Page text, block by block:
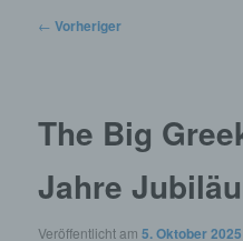
Beitragsnavigation
← Vorheriger
The Big
Jahre
Veröffentlicht am5. Oktober 2025